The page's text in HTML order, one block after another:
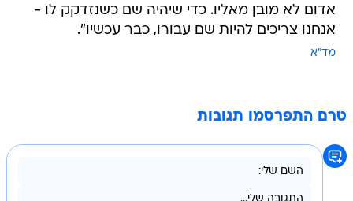
אדום לא מובן מאליו. כדי שיהיה שם כשנזדקק לו -
אנחנו צריכים להיות שם עבורו, כבר עכשיו".
מד"א
טרם התפרסמו תגובות